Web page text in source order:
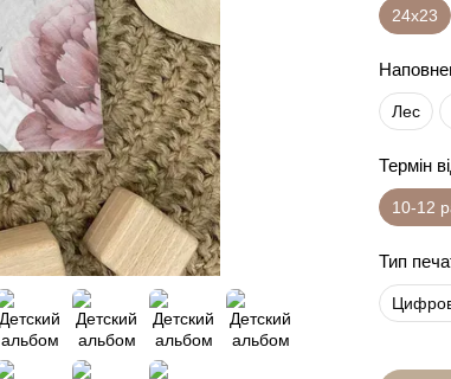
24х23
Лес
Термін
10-12
Тип